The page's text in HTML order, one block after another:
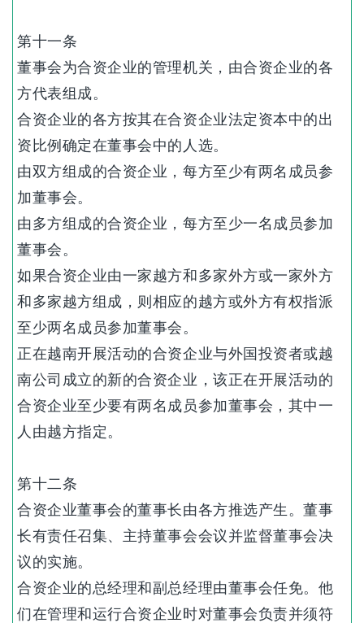
第十一条
董事会为合资企业的管理机关，由合资企业的各
方代表组成。
合资企业的各方按其在合资企业法定资本中的出
资比例确定在董事会中的人选。
由双方组成的合资企业，每方至少有两名成员参
加董事会。
由多方组成的合资企业，每方至少一名成员参加
董事会。
如果合资企业由一家越方和多家外方或一家外方
和多家越方组成，则相应的越方或外方有权指派
至少两名成员参加董事会。
正在越南开展活动的合资企业与外国投资者或越
南公司成立的新的合资企业，该正在开展活动的
合资企业至少要有两名成员参加董事会，其中一
人由越方指定。
第十二条
合资企业董事会的董事长由各方推选产生。董事
长有责任召集、主持董事会会议并监督董事会决
议的实施。
合资企业的总经理和副总经理由董事会任免。他
们在管理和运行合资企业时对董事会负责并须符